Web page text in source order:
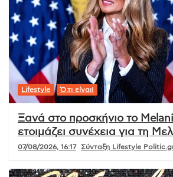
Lifestyle Ό,τι είναι!
Ξανά στο προσκήνιο το
ετοιμάζει συνέχεια για τη
07/08/2026, 16:17 Σύνταξη Lifestyle